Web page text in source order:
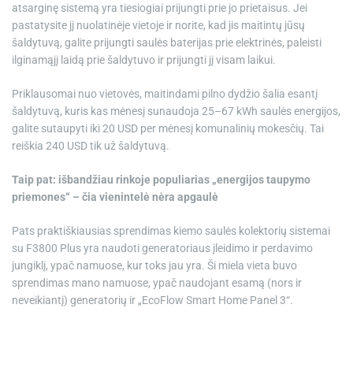
atsarginę sistemą yra tiesiogiai prijungti prie jo prietaisus. Jei
pastatysite jį nuolatinėje vietoje ir norite, kad jis maitintų jūsų
šaldytuvą, galite prijungti saulės baterijas prie elektrinės, paleisti
ilginamąjį laidą prie šaldytuvo ir prijungti jį visam laikui.
Priklausomai nuo vietovės, maitindami pilno dydžio šalia esantį
šaldytuvą, kuris kas mėnesį sunaudoja 25–67 kWh saulės energijos,
galite sutaupyti iki 20 USD per mėnesį komunalinių mokesčių. Tai
reiškia 240 USD tik už šaldytuvą.
Taip pat: išbandžiau rinkoje populiarias „energijos taupymo
priemones“ – čia vienintelė nėra apgaulė
Pats praktiškiausias sprendimas kiemo saulės kolektorių sistemai
su F3800 Plus yra naudoti generatoriaus įleidimo ir perdavimo
jungiklį, ypač namuose, kur toks jau yra. Ši miela vieta buvo
sprendimas mano namuose, ypač naudojant esamą (nors ir
neveikiantį) generatorių ir „EcoFlow Smart Home Panel 3“.